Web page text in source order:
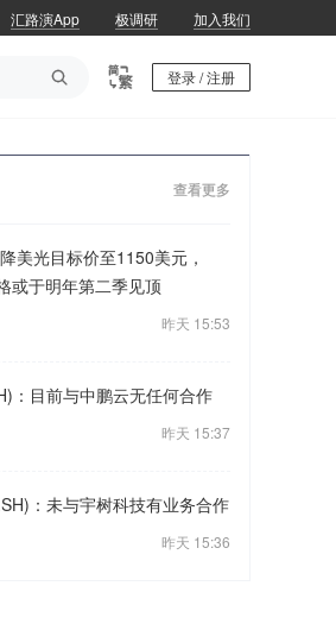
汇路演App 极调研 加入我们
 登录 / 注册
查看更多
美光目标价至1150美元，
或于明年第二季见顶
昨天 15:53
：目前与中鹏云无任何合作
昨天 15:37
：未与宇树科技有业务合作
昨天 15:36